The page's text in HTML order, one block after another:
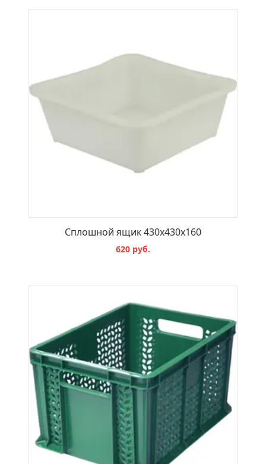
Сплошной ящик 430х430х160
620 руб.
В КОРЗИНУ